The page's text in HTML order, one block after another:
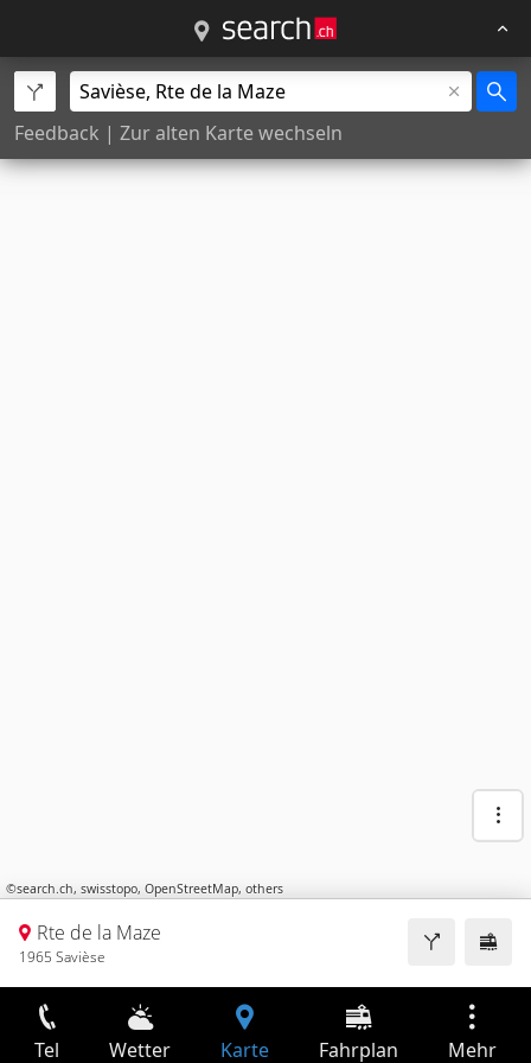
Feedback | Zur alten Karte wechseln
©search.ch, swisstopo, OpenStreetMap, others
Rte de la Maze
1965 Savièse
Tel Wetter Karte Fahrplan Mehr